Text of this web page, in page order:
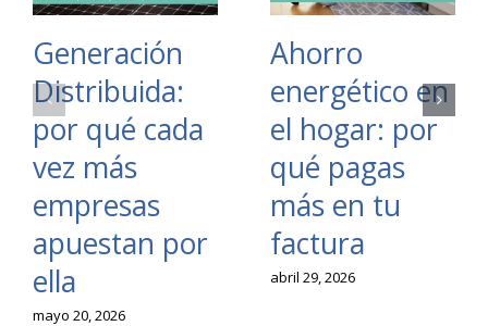
Generación
Distribuida:
por qué cada
vez más
empresas
apuestan por
ella
mayo 20, 2026
Ahorro
energético en
el hogar: por
qué pagas
más en tu
factura
abril 29, 2026